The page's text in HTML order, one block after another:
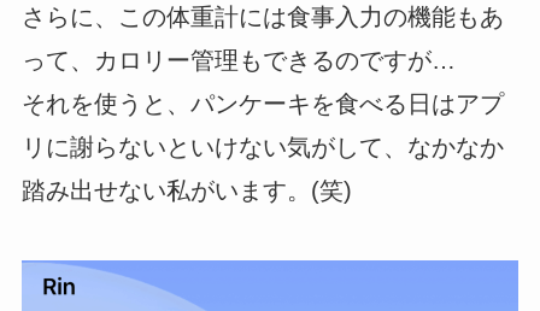
さらに、この体重計には食事入力の機能もあ
って、カロリー管理もできるのですが…
それを使うと、パンケーキを食べる日はアプ
リに謝らないといけない気がして、なかなか
踏み出せない私がいます。(笑)